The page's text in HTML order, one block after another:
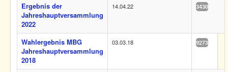
Ergebnis der
Jahreshauptversammlung
2022
14.04.22 3430
Wahlergebnis MBG
Jahreshauptversammlung
2018
03.03.18 9273